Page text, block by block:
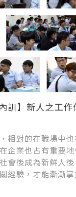
內訓】新人之工
相對的在職場中
企業也占有重要
會後成為新鮮人
經驗，才能漸漸